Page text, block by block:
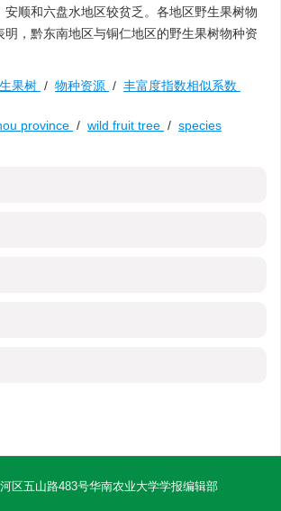
安顺和六盘水地区较贫乏。各地区野生果树物
明，黔东南地区与铜仁地区的野生果树物种资
果树 / 物种资源 / 丰富度指数相似系数
province / wild fruit tree / species
区五山路483号华南农业大学学报编辑部